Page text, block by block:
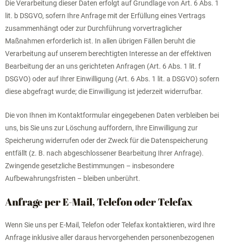
Die Verarbeitung dieser Daten erfolgt auf Grundlage von Art. 6 Abs. 1
lit. b DSGVO, sofern Ihre Anfrage mit der Erfüllung eines Vertrags
zusammenhängt oder zur Durchführung vorvertraglicher
Maßnahmen erforderlich ist. In allen übrigen Fällen beruht die
Verarbeitung auf unserem berechtigten Interesse an der effektiven
Bearbeitung der an uns gerichteten Anfragen (Art. 6 Abs. 1 lit. f
DSGVO) oder auf Ihrer Einwilligung (Art. 6 Abs. 1 lit. a DSGVO) sofern
diese abgefragt wurde; die Einwilligung ist jederzeit widerrufbar.
Die von Ihnen im Kontaktformular eingegebenen Daten verbleiben bei
uns, bis Sie uns zur Löschung auffordern, Ihre Einwilligung zur
Speicherung widerrufen oder der Zweck für die Datenspeicherung
entfällt (z. B. nach abgeschlossener Bearbeitung Ihrer Anfrage).
Zwingende gesetzliche Bestimmungen – insbesondere
Aufbewahrungsfristen – bleiben unberührt.
Anfrage per E-Mail, Telefon oder Telefax
Wenn Sie uns per E-Mail, Telefon oder Telefax kontaktieren, wird Ihre
Anfrage inklusive aller daraus hervorgehenden personenbezogenen